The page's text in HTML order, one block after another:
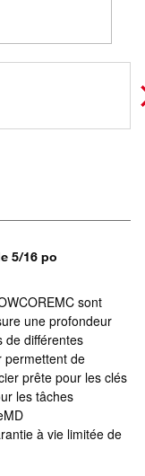
5/16 po
sont
une profondeur
de différentes
permettent de
prête pour les clés
les tâches
à vie limitée de